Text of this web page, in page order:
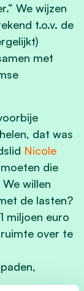
We wijzen
t.o.v. de
met
dat was
Nicole
die
willen
de lasten?
miljoen euro
over te